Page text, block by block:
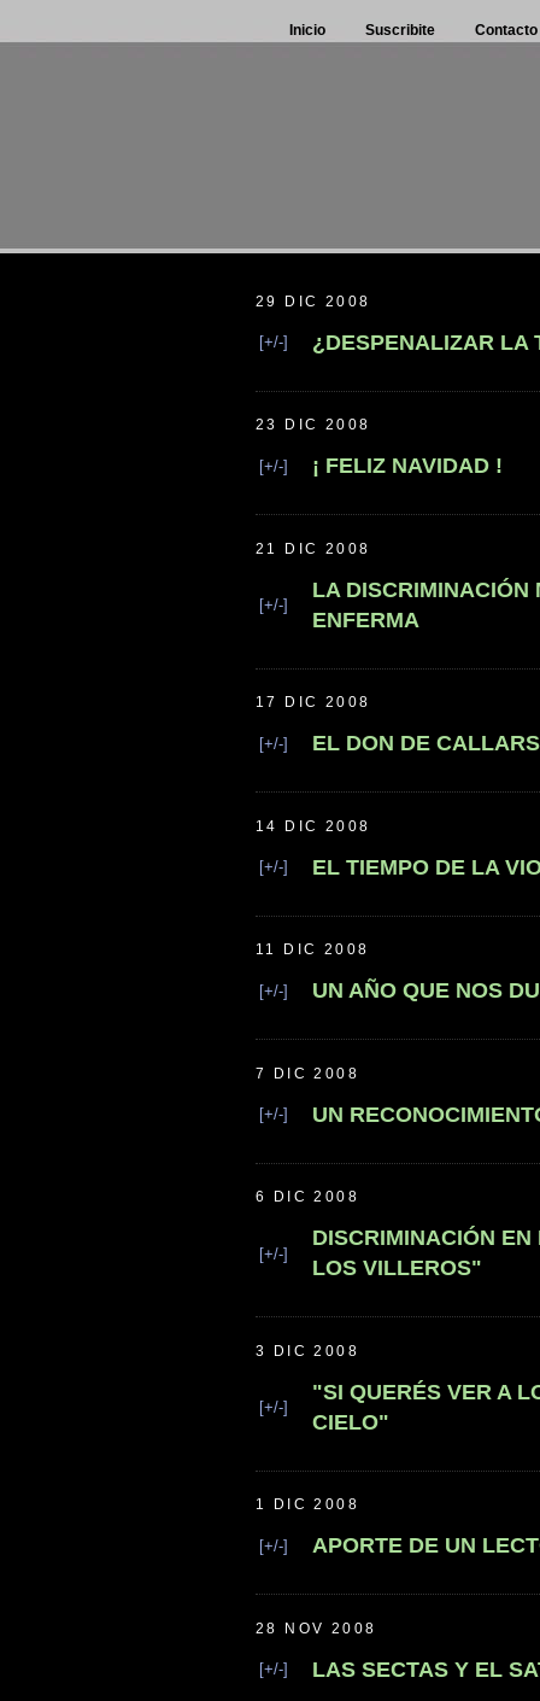
Inicio Suscribite Contacto
29 DIC 2008
[+/-] ¿DESPENALIZAR LA
23 DIC 2008
[+/-] ¡ FELIZ NAVIDAD !
21 DIC 2008
[+/-]
LA DISCRIMINACIÓN
ENFERMA
17 DIC 2008
[+/-] EL DON DE
14 DIC 2008
[+/-] EL TIEMPO DE LA
11 DIC 2008
[+/-] UN AÑO QUE NOS
7 DIC 2008
[+/-] UN
6 DIC 2008
[+/-]
DISCRIMINACIÓN
LOS VILLEROS"
3 DIC 2008
[+/-]
"SI QUERÉS VER A
CIELO"
1 DIC 2008
[+/-] APORTE DE UN
28 NOV 2008
[+/-] LAS SECTAS Y EL